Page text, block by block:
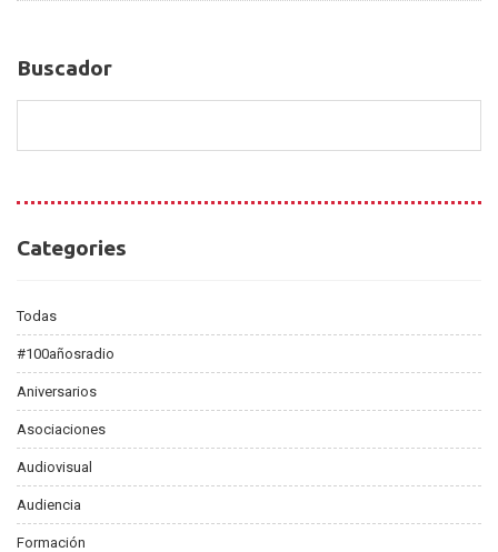
Buscador
Buscador
Categories
Categories
Todas
#100añosradio
Aniversarios
Asociaciones
Audiovisual
Audiencia
Formación